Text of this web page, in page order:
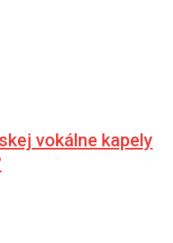
vokálne kapely